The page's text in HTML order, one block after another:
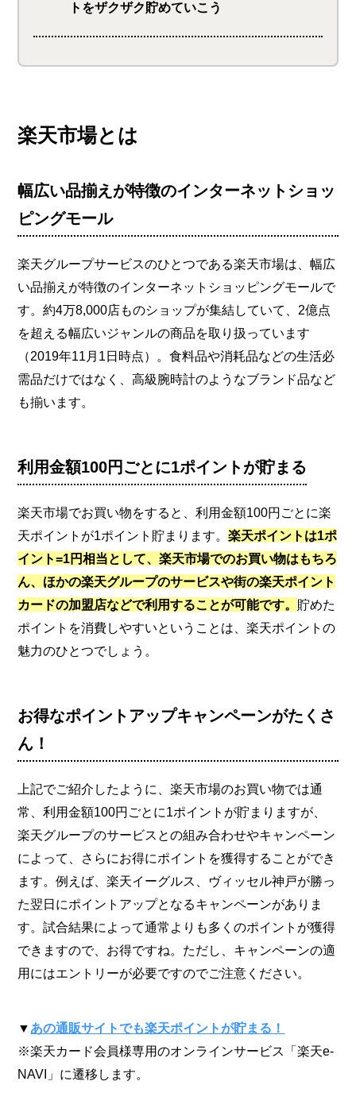
トをザクザク貯めていこう
楽天市場とは
幅広い品揃えが特徴のインターネットショッ
ピングモール
楽天グループサービスのひとつである楽天市場は、幅広
い品揃えが特徴のインターネットショッピングモールで
す。約4万8,000店ものショップが集結していて、2億点
を超える幅広いジャンルの商品を取り扱っています
（2019年11月1日時点）。食料品や消耗品などの生活必
需品だけではなく、高級腕時計のようなブランド品など
も揃います。
利用金額100円ごとに1ポイントが貯まる
楽天市場でお買い物をすると、利用金額100円ごとに楽
天ポイントが1ポイント貯まります。楽天ポイントは1ポ
イント=1円相当として、楽天市場でのお買い物はもちろ
ん、ほかの楽天グループのサービスや街の楽天ポイント
カードの加盟店などで利用することが可能です。 貯めた
ポイントを消費しやすいということは、楽天ポイントの
魅力のひとつでしょう。
お得なポイントアップキャンペーンがたくさ
ん！
上記でご紹介したように、楽天市場のお買い物では通
常、利用金額100円ごとに1ポイントが貯まりますが、
楽天グループのサービスとの組み合わせやキャンペーン
によって、さらにお得にポイントを獲得することができ
ます。例えば、楽天イーグルス、ヴィッセル神戸が勝っ
た翌日にポイントアップとなるキャンペーンがありま
す。試合結果によって通常よりも多くのポイントが獲得
できますので、お得ですね。ただし、キャンペーンの適
用にはエントリーが必要ですのでご注意ください。
▼ あの通販サイトでも楽天ポイントが貯まる！
※楽天カード会員様専用のオンラインサービス「楽天e-
NAVI」に遷移します。